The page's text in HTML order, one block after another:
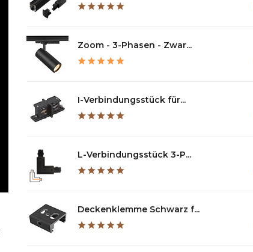
Zoom - 3-Phasen - Zwar...
I-Verbindungsstück für...
L-Verbindungsstück 3-P...
Deckenklemme Schwarz f...